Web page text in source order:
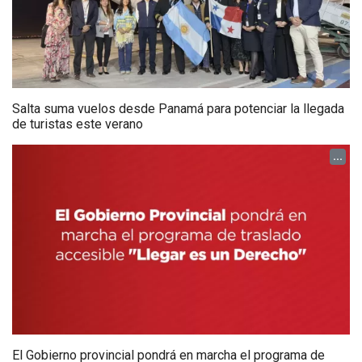
Salta suma vuelos desde Panamá para potenciar la llegada
de turistas este verano
...
El Gobierno provincial pondrá en marcha el programa de